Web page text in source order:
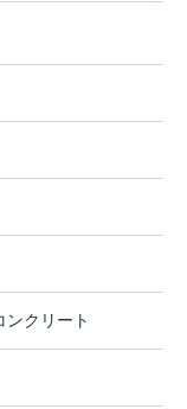
クリート